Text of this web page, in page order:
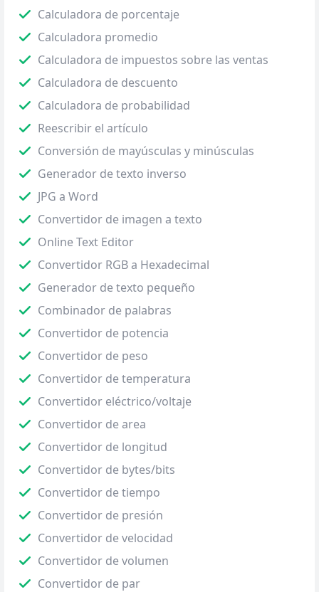
Calculadora de porcentaje
Calculadora promedio
Calculadora de impuestos sobre las ventas
Calculadora de descuento
Calculadora de probabilidad
Reescribir el artículo
Conversión de mayúsculas y minúsculas
Generador de texto inverso
JPG a Word
Convertidor de imagen a texto
Online Text Editor
Convertidor RGB a Hexadecimal
Generador de texto pequeño
Combinador de palabras
Convertidor de potencia
Convertidor de peso
Convertidor de temperatura
Convertidor eléctrico/voltaje
Convertidor de area
Convertidor de longitud
Convertidor de bytes/bits
Convertidor de tiempo
Convertidor de presión
Convertidor de velocidad
Convertidor de volumen
Convertidor de par